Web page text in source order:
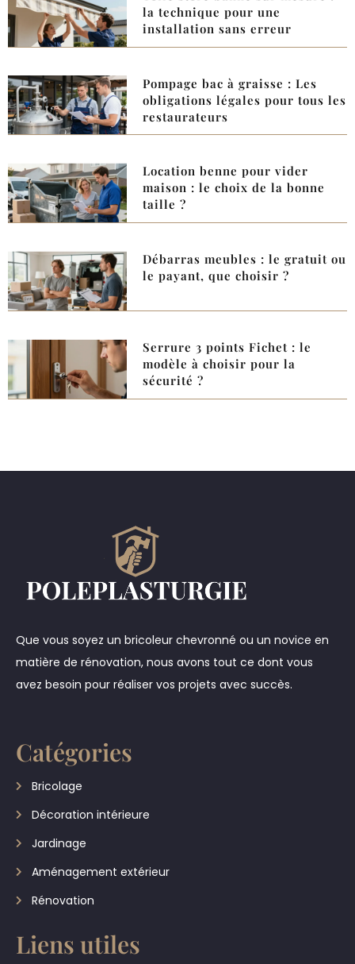
la technique pour une
installation sans erreur
Pompage bac à graisse : Les
obligations légales pour tous les
restaurateurs
Location benne pour vider
maison : le choix de la bonne
taille ?
Débarras meubles : le gratuit ou
le payant, que choisir ?
Serrure 3 points Fichet : le
modèle à choisir pour la
sécurité ?
Que vous soyez un bricoleur chevronné ou un novice en
matière de rénovation, nous avons tout ce dont vous
avez besoin pour réaliser vos projets avec succès.
Catégories
Bricolage
Décoration intérieure
Jardinage
Aménagement extérieur
Rénovation
Liens utiles